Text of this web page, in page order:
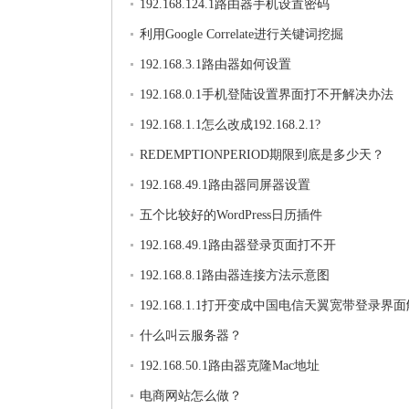
192.168.124.1路由器手机设置密码
利用Google Correlate进行关键词挖掘
192.168.3.1路由器如何设置
192.168.0.1手机登陆设置界面打不开解决办法
192.168.1.1怎么改成192.168.2.1?
REDEMPTIONPERIOD期限到底是多少天？
192.168.49.1路由器同屏器设置
五个比较好的WordPress日历插件
192.168.49.1路由器登录页面打不开
192.168.8.1路由器连接方法示意图
192.168.1.1打开变成中国电信天翼宽带登录界
法
什么叫云服务器？
192.168.50.1路由器克隆Mac地址
电商网站怎么做？